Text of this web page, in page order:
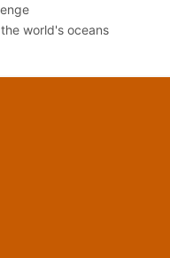
world's oceans